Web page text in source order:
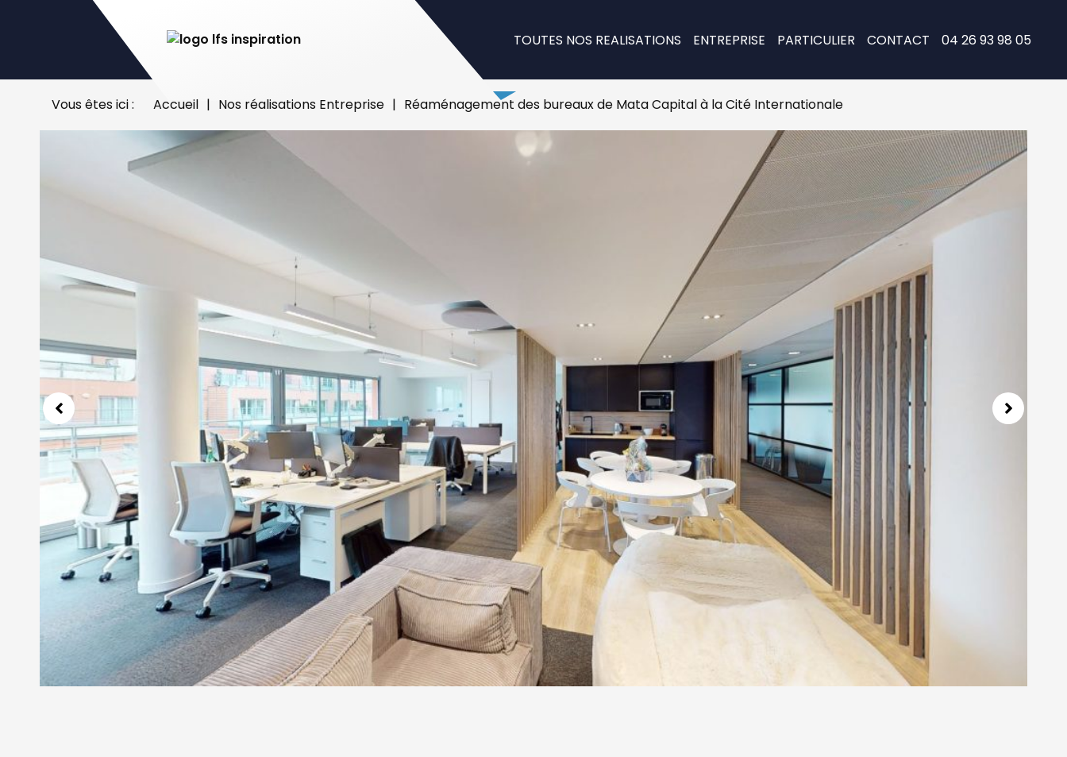
TOUTES NOS REALISATIONS ENTREPRISE PARTICULIER CONTACT 04 26 93 98 05
Vous êtes ici : Accueil | Nos réalisations Entreprise | Réaménagement des bureaux de Mata Capital à la Cité Internationale